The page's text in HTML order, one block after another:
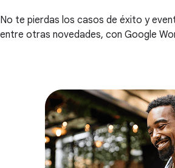
No te pierdas los casos de éxito y
entre otras novedades, con Google